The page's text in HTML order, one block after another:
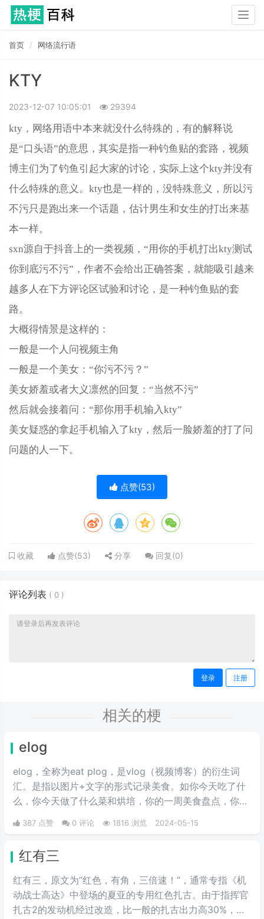
首页 网络流行语
KTY
2023-12-07 10:05:01 29394
kty，网络用语中本来就没什么特殊的，有的解释说
是“口头语”的意思，其实是指一种钓鱼贴的套路，视频
博主们为了钓鱼引起大家的讨论，实际上这个kty并没有
什么特殊的意义。kty也是一样的，没特殊意义，所以污
不污只是跑出来一个话题，估计男生和女生的打出来基
本一样。
sxn源自于抖音上的一类视频，“用你的手机打出kty测试
你到底污不污”，作者不会给出正确答案，就能吸引越来
越多人在下方评论区试验和讨论，是一种钓鱼贴的套
路。
大概得情景是这样的：
一般是一个人问视频主角
一般是一个美女：“你污不污？”
美女娇羞或者大义凛然的回复：“当然不污”
然后就会接着问：“那你用手机输入kty”
美女疑惑的拿起手机输入了kty，然后一脸娇羞的打了问
问题的人一下。
点赞(53)
收藏 点赞(53) 分享 回复(0)
评论列表 ( 0 )
登录 注册
相关的梗
elog
elog，全称为eat plog，是vlog（视频博客）的衍生词
汇。是指以图片+文字的形式记录美食。如你今天吃了什
么，你今天做了什么菜和烘培，你的一周美食盘点，你的
奶茶盘点，都值得记录。
387 点赞 0 评论 1816 浏览 2024-05-15
红有三
红有三，原文为“红色，有角，三倍速！”，通常专指《机
动战士高达》中登场的夏亚的专用红色扎古。由于指挥官
扎古2的发动机经过改造，比一般的扎古出力高30%，在